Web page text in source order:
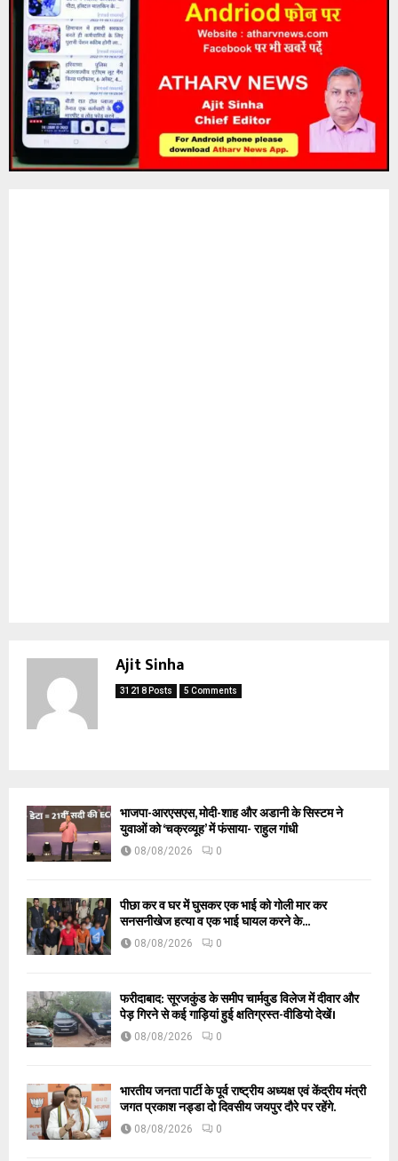
Ajit Sinha
31218 Posts 5 Comments
भाजपा-आरएसएस, मोदी-शाह और अडानी के सिस्टम ने
युवाओं को ‘चक्रव्यूह’ में फंसाया- राहुल गांधी
08/08/2026 0
पीछा कर व घर में घुसकर एक भाई को गोली मार कर
सनसनीखेज हत्या व एक भाई घायल करने के...
08/08/2026 0
फरीदाबाद: सूरजकुंड के समीप चार्मवुड विलेज में दीवार और
पेड़ गिरने से कई गाड़ियां हुई क्षतिग्रस्त-वीडियो देखें।
08/08/2026 0
भारतीय जनता पार्टी के पूर्व राष्ट्रीय अध्यक्ष एवं केंद्रीय मंत्री
जगत प्रकाश नड्डा दो दिवसीय जयपुर दौरे पर रहेंगे.
08/08/2026 0